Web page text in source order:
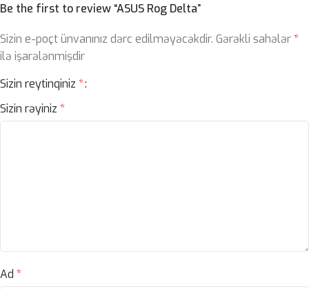
Be the first to review “ASUS Rog Delta”
Sizin e-poçt ünvanınız dərc edilməyəcəkdir. Gərəkli sahələr*
ilə işarələnmişdir
Sizin reytinqiniz *
Sizin rəyiniz *
Ad *